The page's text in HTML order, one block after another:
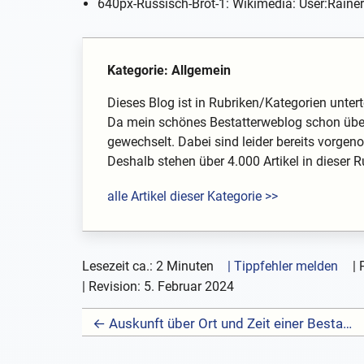
640px-Russisch-Brot-1: Wikimedia:
Kategorie: Allgemein
Dieses Blog ist in Rubriken/Kategorien
Da mein schönes Bestatterweblog schon
gewechselt. Dabei sind leider bereits
Deshalb stehen über 4.000 Artikel in dieser
alle Artikel dieser Kategorie >>
Lesezeit ca.: 2 Minuten | Tippfehler melden
| Revision: 5. Februar 2024
← Auskunft über Ort und Zeit einer Bestattung